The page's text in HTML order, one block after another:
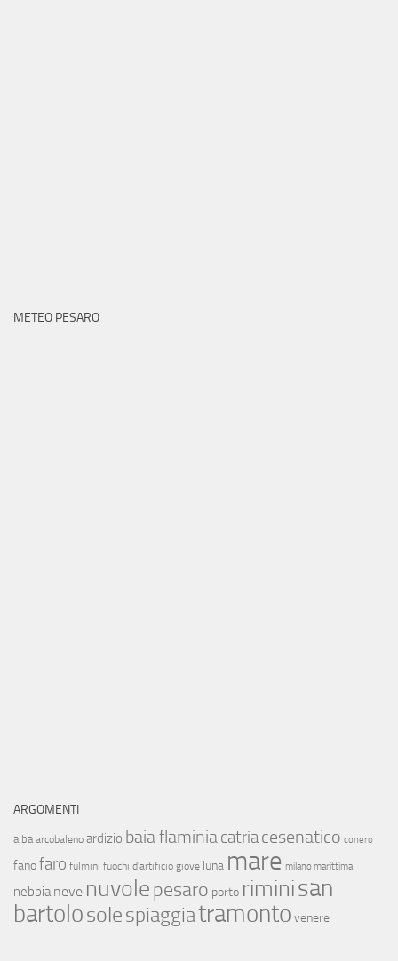
METEO PESARO
ARGOMENTI
alba arcobaleno ardizio baia flaminiacatriacesenatico conero
fanofaro fulmini fuochi d'artificio giove luna mare milano marittima
nebbia neve nuvolepesaro porto riminisan
bartolosolespiaggiatramonto venere